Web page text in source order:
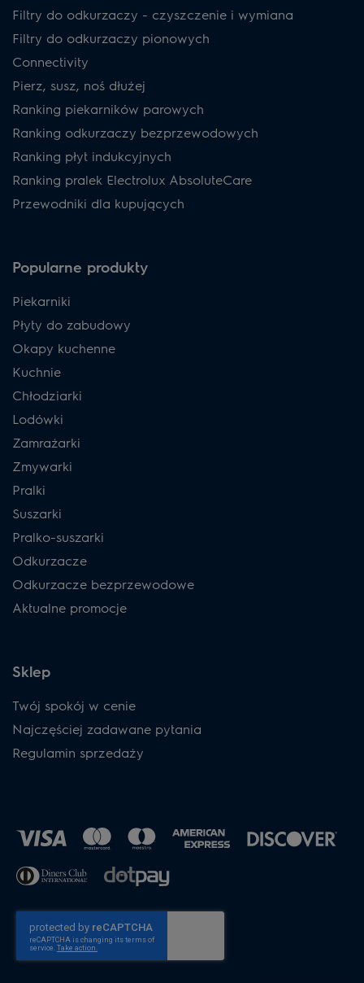
Filtry do odkurzaczy - czyszczenie i wymiana
Filtry do odkurzaczy pionowych
Connectivity
Pierz, susz, noś dłużej
Ranking piekarników parowych
Ranking odkurzaczy bezprzewodowych
Ranking płyt indukcyjnych
Ranking pralek Electrolux AbsoluteCare
Przewodniki dla kupujących
Popularne produkty
Piekarniki
Płyty do zabudowy
Okapy kuchenne
Kuchnie
Chłodziarki
Lodówki
Zamrażarki
Zmywarki
Pralki
Suszarki
Pralko-suszarki
Odkurzacze
Odkurzacze bezprzewodowe
Aktualne promocje
Sklep
Twój spokój w cenie
Najczęściej zadawane pytania
Regulamin sprzedaży